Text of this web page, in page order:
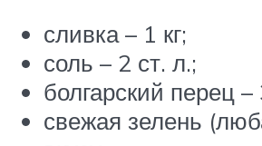
сливка – 1 кг;
соль – 2 ст. л.;
болгарский перец
свежая зелень